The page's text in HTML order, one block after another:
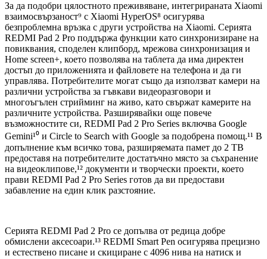
За да подобри цялостното преживяване, интегрираната Xiaomi
взаимосвързаност⁹ с Xiaomi HyperOS⁸ осигурява
безпроблемна връзка с други устройства на Xiaomi. Серията
REDMI Pad 2 Pro поддържа функции като синхронизиране на
повиквания, споделен клипборд, мрежова синхронизация и
Home screen+, което позволява на таблета да има директен
достъп до приложенията и файловете на телефона и да ги
управлява. Потребителите могат също да използват камери на
различни устройства за гъвкави видеоразговори и
многоъгълен стрийминг на живо, като свържат камерите на
различните устройства. Разширявайки още повече
възможностите си, REDMI Pad 2 Pro Series включва Google
Gemini¹⁰ и Circle to Search with Google за подобрена помощ.¹¹ В
допълнение към всичко това, разширяемата памет до 2 TB
предоставя на потребителите достатъчно място за съхранение
на видеоклипове,¹² документи и творчески проекти, което
прави REDMI Pad 2 Pro Series готов да ви предостави
забавление на един клик разстояние.
Серията REDMI Pad 2 Pro се допълва от редица добре
обмислени аксесоари.¹³ REDMI Smart Pen осигурява прецизно
и естествено писане и скициране с 4096 нива на натиск и